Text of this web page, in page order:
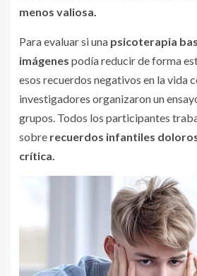
menos valiosa.
Para evaluar si una psicoterapia
imágenes podía reducir de forma
esos recuerdos negativos en la vida
investigadores organizaron un
grupos. Todos los participantes
sobre recuerdos infantiles
crítica.